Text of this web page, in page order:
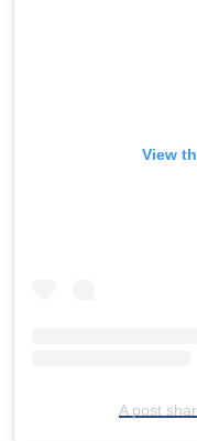
View
A post